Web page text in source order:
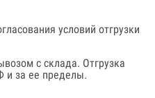
условий отгрузки
с склада. Отгрузка
и за ее пределы.